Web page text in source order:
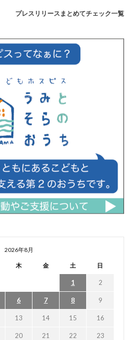
プレスリリースまとめてチェック一覧
2026年8月
木 金 土 日
1 2
6 7 8 9
13 14 15 16
20 21 22 23